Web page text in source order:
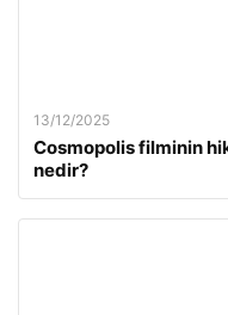
13/12/2025
Cosmopolis filminin
nedir?